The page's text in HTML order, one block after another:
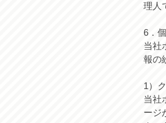
理人
6．
当社
報の
1）
当社
ージ